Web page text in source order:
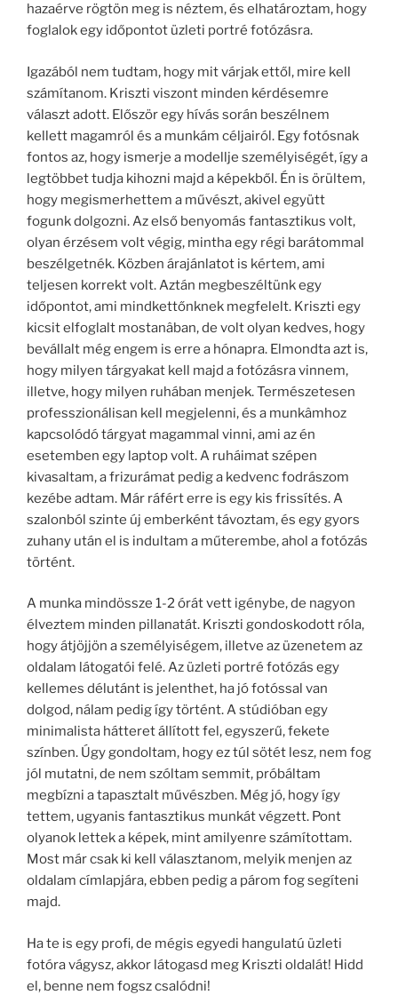
hazaérve rögtön meg is néztem, és elhatároztam, hogy
foglalok egy időpontot üzleti portré fotózásra.
Igazából nem tudtam, hogy mit várjak ettől, mire kell
számítanom. Kriszti viszont minden kérdésemre
választ adott. Először egy hívás során beszélnem
kellett magamról és a munkám céljairól. Egy fotósnak
fontos az, hogy ismerje a modellje személyiségét, így a
legtöbbet tudja kihozni majd a képekből. Én is örültem,
hogy megismerhettem a művészt, akivel együtt
fogunk dolgozni. Az első benyomás fantasztikus volt,
olyan érzésem volt végig, mintha egy régi barátommal
beszélgetnék. Közben árajánlatot is kértem, ami
teljesen korrekt volt. Aztán megbeszéltünk egy
időpontot, ami mindkettőnknek megfelelt. Kriszti egy
kicsit elfoglalt mostanâban, de volt olyan kedves, hogy
bevállalt még engem is erre a hónapra. Elmondta azt is,
hogy milyen tárgyakat kell majd a fotózásra vinnem,
illetve, hogy milyen ruhában menjek. Természetesen
professzionálisan kell megjelenni, és a munkâmhoz
kapcsolódó tárgyat magammal vinni, ami az én
esetemben egy laptop volt. A ruháimat szépen
kivasaltam, a frizurámat pedig a kedvenc fodrászom
kezébe adtam. Már ráfért erre is egy kis frissítés. A
szalonból szinte új emberként távoztam, és egy gyors
zuhany után el is indultam a műterembe, ahol a fotózás
történt.
A munka mindössze 1-2 órát vett igénybe, de nagyon
élveztem minden pillanatát. Kriszti gondoskodott róla,
hogy átjöjjön a személyiségem, illetve az üzenetem az
oldalam látogatói felé. Az üzleti portré fotózás egy
kellemes délutánt is jelenthet, ha jó fotóssal van
dolgod, nálam pedig így történt. A stúdióban egy
minimalista hátteret állított fel, egyszerű, fekete
színben. Úgy gondoltam, hogy ez túl sötét lesz, nem fog
jól mutatni, de nem szóltam semmit, próbáltam
megbízni a tapasztalt művészben. Még jó, hogy így
tettem, ugyanis fantasztikus munkát végzett. Pont
olyanok lettek a képek, mint amilyenre számítottam.
Most már csak ki kell választanom, melyik menjen az
oldalam címlapjára, ebben pedig a párom fog segíteni
majd.
Ha te is egy profi, de mégis egyedi hangulatú üzleti
fotóra vágysz, akkor látogasd meg Kriszti oldalát! Hidd
el, benne nem fogsz csalódni!